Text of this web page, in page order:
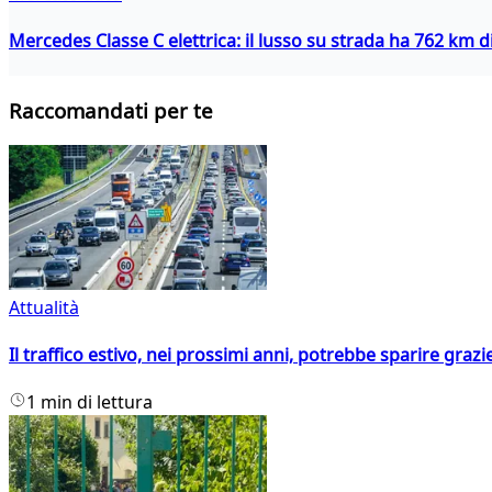
Mercedes Classe C elettrica: il lusso su strada ha 762 km
Raccomandati per te
Attualità
Il traffico estivo, nei prossimi anni, potrebbe sparire
1 min di lettura